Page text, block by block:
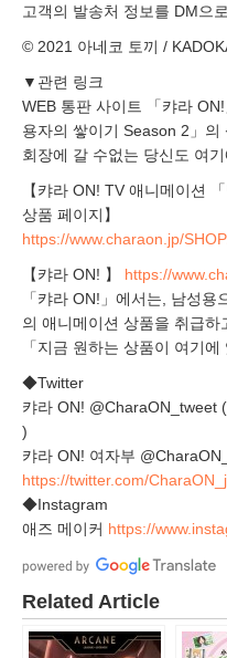
고객의 발송처 정보를 DM으
© 2021 아네코 토끼 /
▼관련 링크
WEB 통판 사이트 「캬라
용자의 쌓이기 Season 2」의
회장에 갈 수없는 당신도 여
【캬라 ON! TV 애니메이션
상품 페이지】
https://www.charaon.jp/
【캬라 ON! 】 https://
「캬라 ON!」에서는, 남성
의 애니메이션 상품을 취급하
「지금 원하는 상품이 여기
◆Twitter
캬라 ON! @CharaON_tweet (
)
캬라 ON! 여자부
https://twitter.com/
◆Instagram
애즈 메이커 https://
Related Article